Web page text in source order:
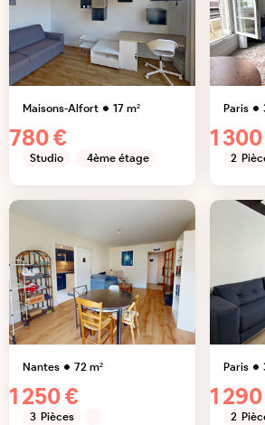
Maisons-Alfort 17m²
780 €
Studio 4ème étage
Paris
1
2
Nantes 72m²
1 250 €
3 Pièces
Paris
1
2